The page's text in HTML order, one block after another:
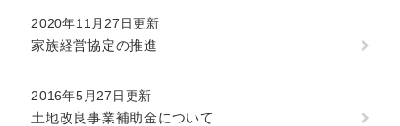
2020年11月27日更新
家族経営協定の推進
2016年5月27日更新
土地改良事業補助金について